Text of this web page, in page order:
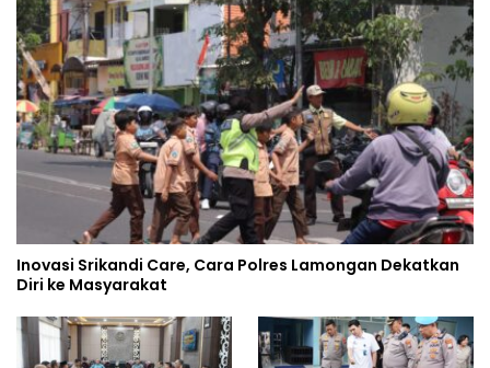
Inovasi Srikandi Care, Cara Polres Lamongan Dekatkan
Diri ke Masyarakat